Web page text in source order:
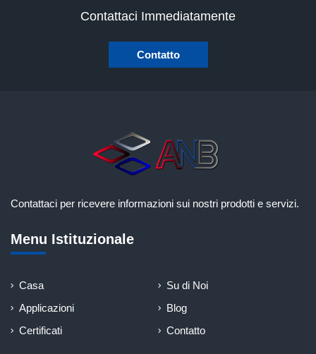
Contattaci Immediatamente
Contatto
Contattaci per ricevere informazioni sui nostri prodotti e servizi.
Menu Istituzionale
Casa
Su di Noi
Applicazioni
Blog
Certificati
Contatto